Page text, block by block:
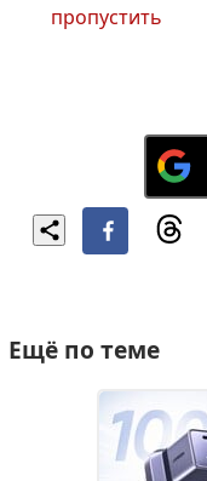
пропустить
Ещё по теме